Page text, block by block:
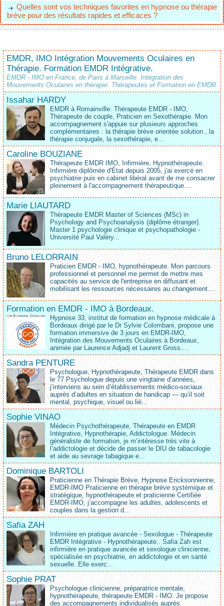
Quelles sont vos techniques favorites en hypnose ou thérapie
brève pour des résultats rapides et efficaces ?
EMDR, IMO Intégration Mouvements Oculaires en
Thérapie. Formation EMDR Intégrative.
EMDR - IMO en France, de Paris à Marseille. Intégration des
Mouvements Oculaires en thérapie. Thérapeutes et Formation en EMDR
Issahar HARDY
EMDR à Romainville: Thérapeute EMDR - IMO,
Thérapeute de couple, Praticien en Sexothérapie. Mon
accompagnement s'appuie sur plusieurs approches
complémentaires : la thérapie brève orientée solution , la
thérapie conjugale, la sexothérapie, e...
Caroline BOUZIANE
Thérapeute EMDR IMO, Infirmière, Hypnothérapeute.
Infirmière diplômée d'État depuis 2005, j'ai exercé en
psychiatrie puis en cabinet libéral avant de me consacrer
pleinement à l'accompagnement thérapeutique....
Marie LIAUTARD
Thérapeute EMDR Master of Sciences (MSc) in
Psychology and Psychoanalysis (diplôme étranger).
Master 1 psychologie clinique et psychopathologie -
Université Paul Valéry...
Bruno LELORRAIN
Praticien EMDR - IMO, hypnothérapeute. Mon parcours
professionnel et personnel me permet de mettre mes
capacités au service de l'entreprise en diffusant et
mobilisant les ressources nécessaires au changement....
Formation en EMDR - IMO à Bordeaux.
Hypnose 33, institut de formation en hypnose médicale à
Bordeaux dirigé par le Dr Sylvie Colombani, propose une
formation immersive de 3 jours en EMDR-IMO,
Intégration des Mouvements Oculaires à Bordeaux,
animée par Laurence Adjadj et Laurent Gross....
Sandra PENTURE
Psychologue, Hypnothérapeute, Thérapeute EMDR dans
le 77 Psychologue depuis une vingtaine d’années,
j’interviens au sein d’établissements médico‑sociaux
auprès d’adultes en situation de handicap — qu’il soit
mental, psychique, visuel ou lié...
Sophie VINAO
Médecin Psychothérapeute, Thérapeute en EMDR
Intégrative, Hypnothérapie, Addictologue. Médecin
généraliste de formation, je m’intéresse très vite à
l’addictologie et décide de passer le DIU de tabacologie
et aide au sevrage tabagique e...
Dominique BARTOLI
Praticienne en Thérapie Brève, Hypnose Ericksonnienne,
EMDR-IMO Praticienne en thérapie brève systémique et
stratégique, hypnothérapeute et praticienne Certifiée
EMDR-IMO, j’accompagne les adultes, adolescents et
couples dans la gestion d...
Safia ZAH
Infirmière en pratique avancée - Sexologue - Thérapeute
EMDR Intégrative - Hypnothérapeute.. Safia Zah est
infirmière en pratique avancée et sexologue clinicienne,
spécialisée en psychiatrie, en addictologie et en santé
sexuelle. Elle exerc...
Sophie PRAT
Psychologue clinicienne, préparatrice mentale,
hypnothérapeute, thérapeute EMDR - IMO. Je propose
des accompagnements individualisés auprès